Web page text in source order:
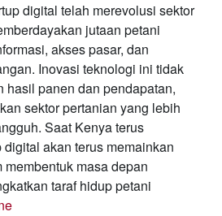
digital telah merevolusi sektor
jutaan petani
akses pasar, dan
Inovasi teknologi ini tidak
hasil panen dan pendapatan,
sektor pertanian yang lebih
Saat Kenya terus
akan terus memainkan
masa depan
taraf hidup petani